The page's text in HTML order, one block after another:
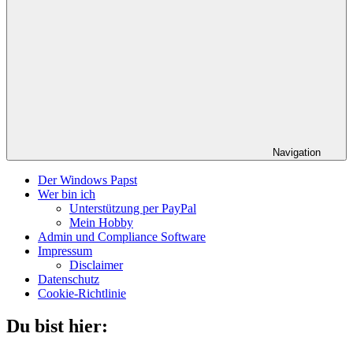
Navigation
Der Windows Papst
Wer bin ich
Unterstützung per PayPal
Mein Hobby
Admin und Compliance Software
Impressum
Disclaimer
Datenschutz
Cookie-Richtlinie
Du bist hier: